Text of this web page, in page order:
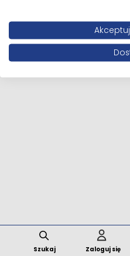
Szukaj Zaloguj się
Wszystkie prawa
Powered by